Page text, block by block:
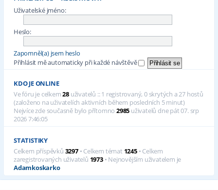
Uživatelské jméno:
Heslo:
Zapomněl(a) jsem heslo
Přihlásit mě automaticky při každé návštěvě
KDO JE ONLINE
Ve fóru je celkem28 uživatelů :: 1 registrovaný, 0 skrytých a 27 hostů
(založeno na uživatelích aktivních během posledních 5 minut)
Nejvíce zde současně bylo přítomno 2985 uživatelů dne pát 07. srp
2026 7:46:05
STATISTIKY
Celkem příspěvků 3297• Celkem témat 1245• Celkem
zaregistrovaných uživatelů 1973• Nejnovějším uživatelem je
Adamkoskarko